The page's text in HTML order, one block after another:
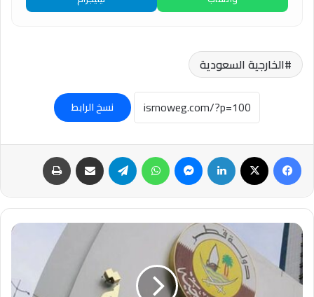
الخارجية السعودية
نسخ الرابط
فيسبوك لينكدإن ماسنجر واتساب تيلقرام مشاركة عبر البريد
الخارجية
القطرية:
لن
يكون
هناك